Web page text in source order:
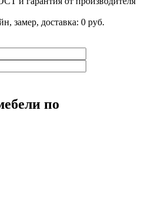
замер, доставка: 0 руб.
по